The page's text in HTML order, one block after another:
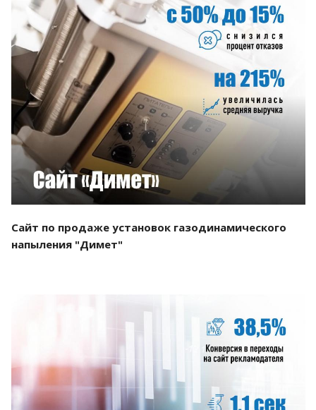
Смотреть проект
Сайт по продаже установок газодинамического
напыления "Димет"